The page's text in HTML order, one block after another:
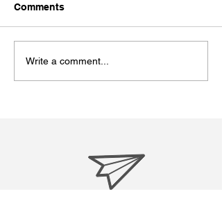
松江あさんぽ8日目？なん
か日にちずれた？
Comments
Write a comment...